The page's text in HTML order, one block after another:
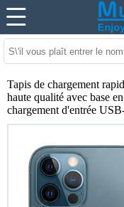
Tapis de chargement
haute qualité avec base
chargement d'entrée